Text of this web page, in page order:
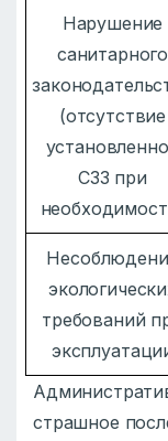
Нарушение
санитарного
(отсутствие
СЗЗ при
требований
страшное